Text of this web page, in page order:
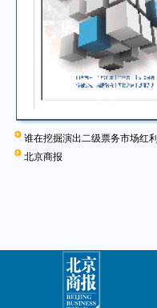
谁在挖掘演出二级票务市场红利
北京商报